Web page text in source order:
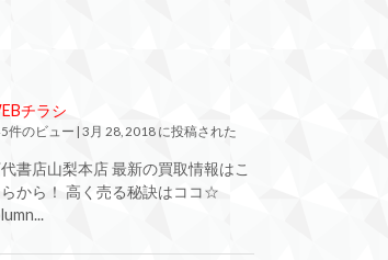
チラシ
件のビュー 3月 28, 2018 に投稿された
書店山梨本店 最新の買取情報はこ
から！ 高く売る秘訣はココ☆